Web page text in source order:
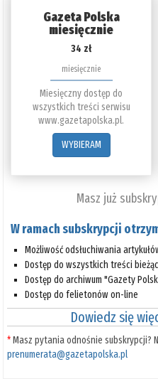
Gazeta Polska
miesięcznie
34 zł
miesięcznie
Miesięczny dostęp do
wszystkich treści serwisu
www.gazetapolska.pl.
WYBIERAM
Masz już
W ramach subskrypcji
Możliwość odsłuchiwania
Dostęp do wszystkich treści
Dostęp do archiwum "Gazety
Dostęp do felietonów on-line
Dowiedz się
*Masz pytania odnośnie subskrypcji?
prenumerata@gazetapolska.pl